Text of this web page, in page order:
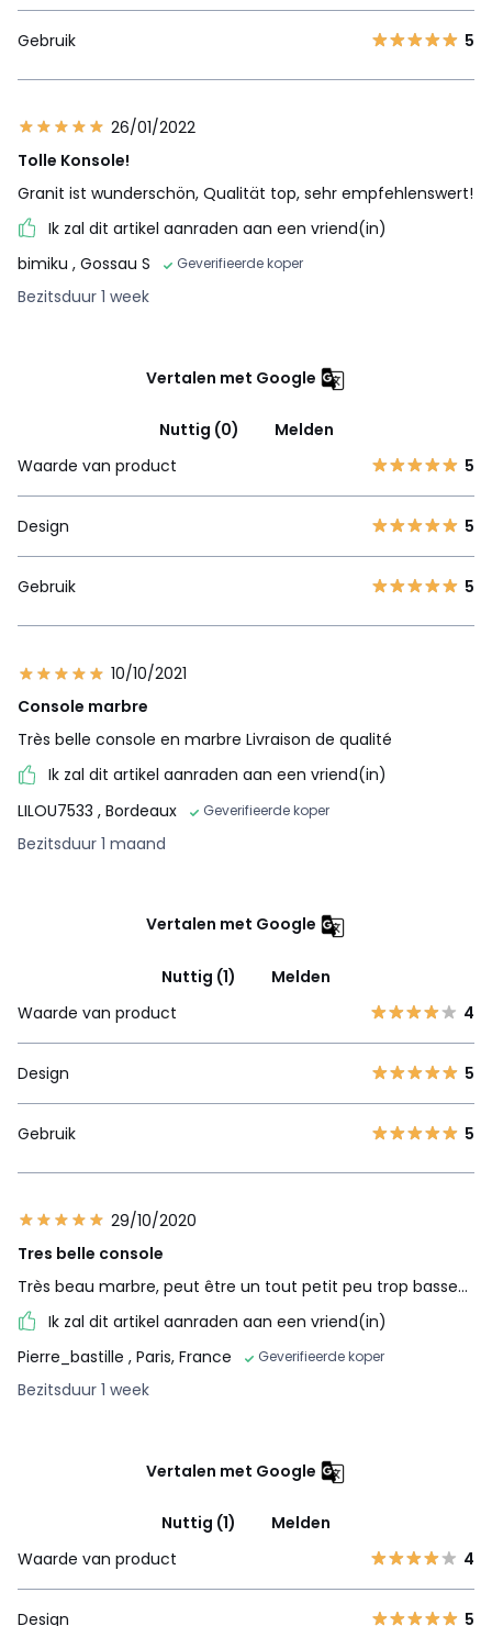
Gebruik 5
26/01/2022
Tolle Konsole!
Granit ist wunderschön, Qualität top, sehr empfehlenswert!
Ik zal dit artikel aanraden aan een vriend(in)
bimiku , Gossau S Geverifieerde koper
Bezitsduur 1 week
Vertalen met Google
Nuttig (0)
Melden
Waarde van product
5
Design 5
Gebruik 5
10/10/2021
Console marbre
Très belle console en marbre Livraison de qualité
Ik zal dit artikel aanraden aan een vriend(in)
LILOU7533 , Bordeaux Geverifieerde koper
Bezitsduur 1 maand
Vertalen met Google
Nuttig (1)
Melden
Waarde van product
4
Design 5
Gebruik 5
29/10/2020
Tres belle console
Très beau marbre, peut être un tout petit peu trop basse...
Ik zal dit artikel aanraden aan een vriend(in)
Pierre_bastille , Paris, France Geverifieerde koper
Bezitsduur 1 week
Vertalen met Google
Nuttig (1)
Melden
Waarde van product
4
Design 5